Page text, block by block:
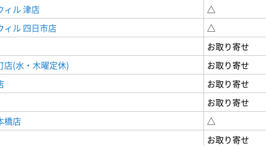
ィル 津店
△
ィル 四日市店
△
お取り寄せ
店(水・木曜定休)
お取り寄せ
お取り寄せ
お取り寄せ
橋店
△
お取り寄せ